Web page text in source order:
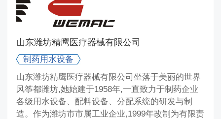
山东潍坊精鹰医疗器械有限公司
制药用水设备
山东潍坊精鹰医疗器械有限公司坐落于美丽的世界
风筝都潍坊,她始建于1958年,一直致力于制药企业
各级用水设备、配料设备、分配系统的研发与制
造。作为潍坊市市属工业企业,1999年改制为有限责